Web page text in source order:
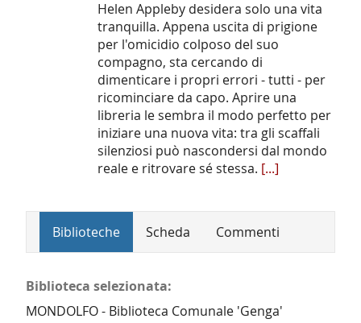
Helen Appleby desidera solo una vita
tranquilla. Appena uscita di prigione
per l'omicidio colposo del suo
compagno, sta cercando di
dimenticare i propri errori - tutti - per
ricominciare da capo. Aprire una
libreria le sembra il modo perfetto per
iniziare una nuova vita: tra gli scaffali
silenziosi può nascondersi dal mondo
reale e ritrovare sé stessa. [...]
Biblioteche Scheda Commenti
Biblioteca selezionata:
MONDOLFO - Biblioteca Comunale 'Genga'